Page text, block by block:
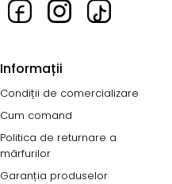
Informații
Condiții de comercializare
Cum comand
Politica de returnare a
mărfurilor
Garanția produselor